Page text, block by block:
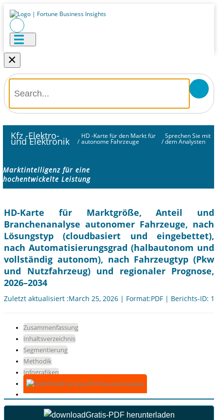
×
Kfz -Elektro-
und Elektronik /
HD -Karte für den Markt für
autonome Fahrzeuge /
Sprechen Sie mit
dem Analysten
Marktintelligenz für eine
hochentwickelte Leistung
HD-Karte für Marktgröße, Anteil und
Branchenanalyse autonomer Fahrzeuge, nach
Lösungstyp (cloudbasiert und eingebettet),
nach Automatisierungsgrad (halbautonom und
vollständig autonom), nach Fahrzeugtyp (Pkw
und Nutzfahrzeug) und regionaler Prognose,
2026–2034
Zuletzt aktualisiert :March 25, 2026 | Format:PDF | Berichts-ID:
Zusammenfassung
Inhaltsverzeichnis
Segmentierung
Methodik
Infografiken
Gratis-PDF herunterladen
Gratis-PDF herunterladen